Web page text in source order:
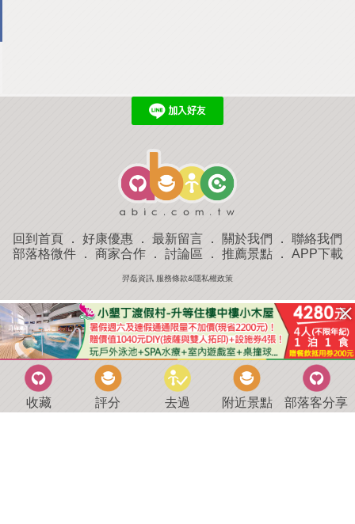
回到首頁 ． 好康優惠 ． 最新留言 ． 關於我們 ． 聯絡我們
部落格微件． 商家合作． 討論區 ． 推薦景點． APP下載
羿磊資訊 服務條款&隱私權政策
收藏 評分 去過 附近景點 部落客分享